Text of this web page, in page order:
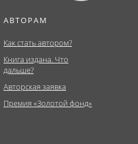
АВТОРАМ
Как стать автором?
Книга издана. Что
дальше?
Авторская заявка
Премия «Золотой фонд»